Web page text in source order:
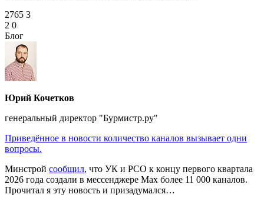
2765 3
2 0
Блог
Юрий Кочетков
генеральный директор "Бурмистр.ру"
Приведённое в новости количество каналов вызывает одни
вопросы.
Минстрой сообщил, что УК и РСО к концу первого квартала
2026 года создали в мессенджере Max более 11 000 каналов.
Прочитал я эту новость и призадумался…